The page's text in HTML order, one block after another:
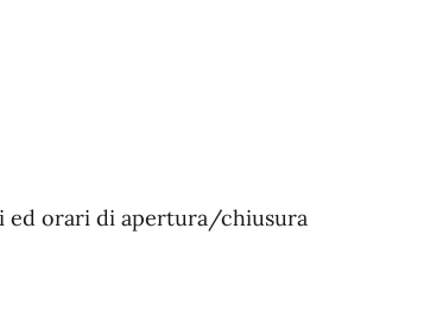
ed orari di apertura/chiusura